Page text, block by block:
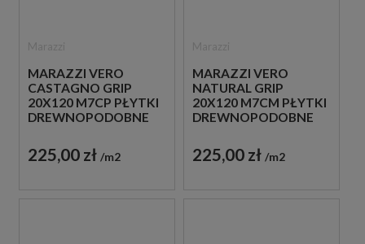
MARAZZI VERO
CASTAGNO GRIP
20X120 M7CP PŁYTKI
DREWNOPODOBNE
225,00 zł m2
MARAZZI VERO
NATURAL GRIP
20X120 M7CM PŁYTKI
DREWNOPODOBNE
225,00 zł m2